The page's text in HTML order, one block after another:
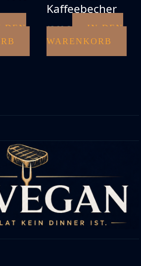
DEN
Kaffeebecher
18,00€
IN DEN
WARENKORB